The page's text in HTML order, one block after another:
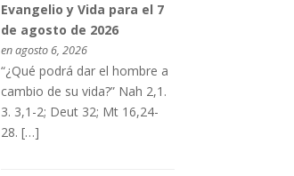
Evangelio y Vida para el 7
de agosto de 2026
en agosto 6, 2026
“¿Qué podrá dar el hombre a
cambio de su vida?” Nah 2,1.
3. 3,1-2; Deut 32; Mt 16,24-
28. […]